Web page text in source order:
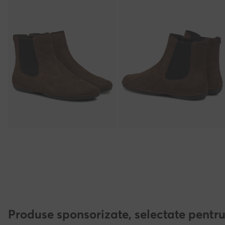
Produse sponsorizate, selectate